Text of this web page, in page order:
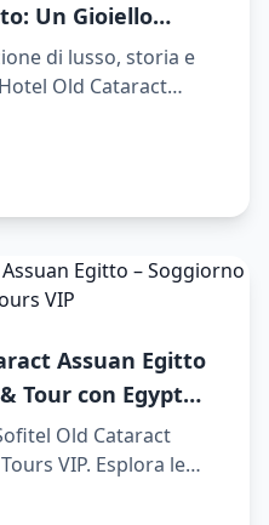
Un Gioiello
di lusso, storia e
Old Cataract
day tours
day trip to
Assuan Egitto
Tour con Egypt
Old Cataract
VIP. Esplora le
la vista sul Nilo e i